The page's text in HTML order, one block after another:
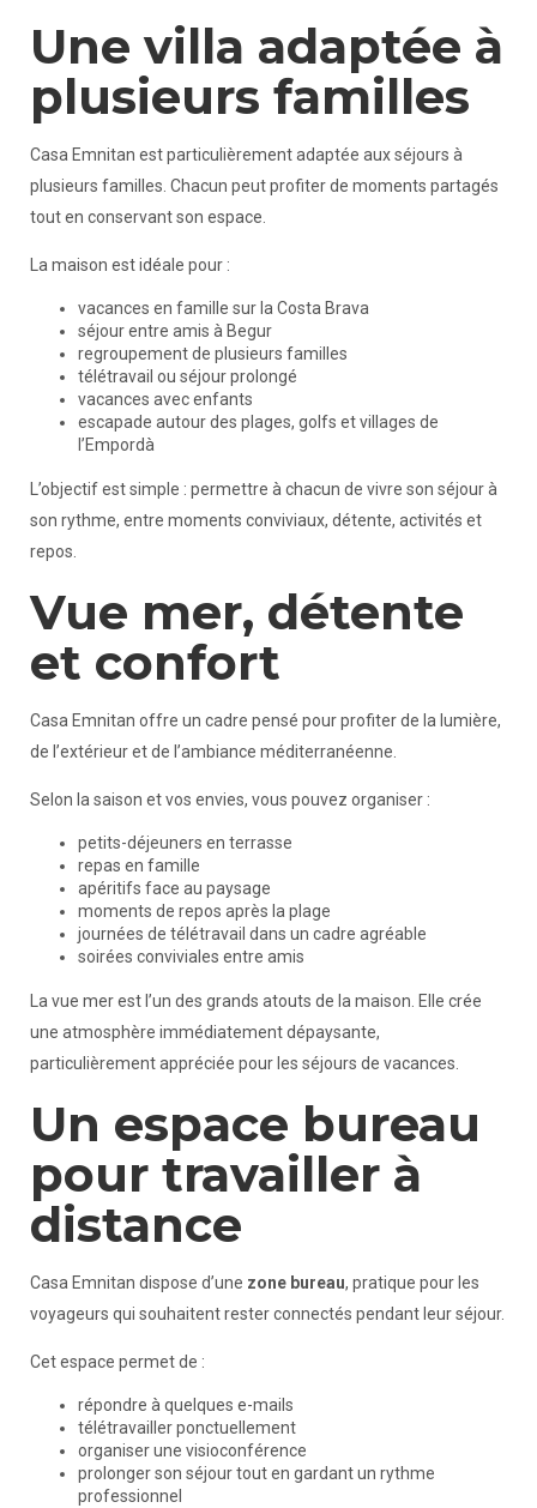
Une villa adaptée à
plusieurs familles
Casa Emnitan est particulièrement adaptée aux séjours à
plusieurs familles. Chacun peut profiter de moments partagés
tout en conservant son espace.
La maison est idéale pour :
vacances en famille sur la Costa Brava
séjour entre amis à Begur
regroupement de plusieurs familles
télétravail ou séjour prolongé
vacances avec enfants
escapade autour des plages, golfs et villages de
l’Empordà
L’objectif est simple : permettre à chacun de vivre son séjour à
son rythme, entre moments conviviaux, détente, activités et
repos.
Vue mer, détente
et confort
Casa Emnitan offre un cadre pensé pour profiter de la lumière,
de l’extérieur et de l’ambiance méditerranéenne.
Selon la saison et vos envies, vous pouvez organiser :
petits-déjeuners en terrasse
repas en famille
apéritifs face au paysage
moments de repos après la plage
journées de télétravail dans un cadre agréable
soirées conviviales entre amis
La vue mer est l’un des grands atouts de la maison. Elle crée
une atmosphère immédiatement dépaysante,
particulièrement appréciée pour les séjours de vacances.
Un espace bureau
pour travailler à
distance
Casa Emnitan dispose d’une zone bureau, pratique pour les
voyageurs qui souhaitent rester connectés pendant leur séjour.
Cet espace permet de :
répondre à quelques e-mails
télétravailler ponctuellement
organiser une visioconférence
prolonger son séjour tout en gardant un rythme
professionnel